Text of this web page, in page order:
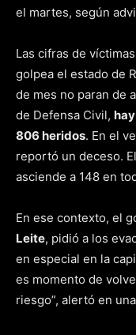
el martes, según
Las cifras de
golpea el estado de
de mes no paran de
de Defensa Civil,
806 heridos. En el
reportó un deceso.
asciende a 148 en
En ese contexto, el
Leite, pidió a los
en especial en la
es momento de
riesgo”, alertó en